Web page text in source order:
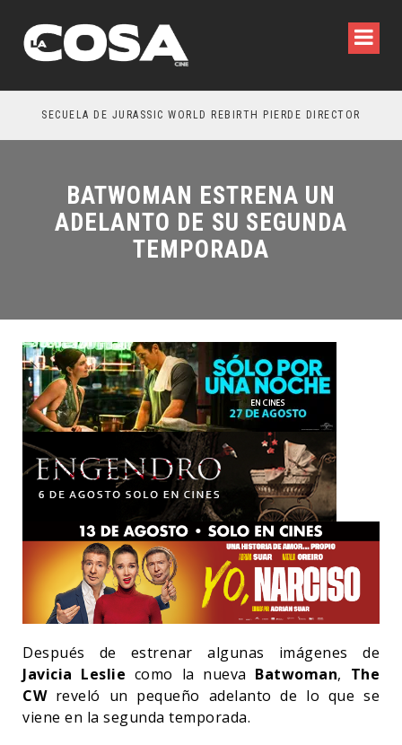
SECUELA DE JURASSIC WORLD REBIRTH PIERDE DIRECTOR
BATWOMAN ESTRENA UN
ADELANTO DE SU SEGUNDA
TEMPORADA
Después de estrenar algunas imágenes de
Javicia Leslie como la nueva Batwoman, The
CWreveló un pequeño adelanto de lo que se
viene en la segunda temporada.